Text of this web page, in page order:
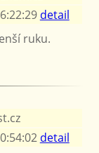
detail
ruku.
detail